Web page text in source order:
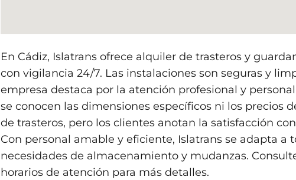
En Cádiz, Islatrans ofrece alquiler de trasteros y
con vigilancia 24/7. Las instalaciones son seguras y
empresa destaca por la atención profesional y
se conocen las dimensiones específicos ni los precios
de trasteros, pero los clientes anotan la satisfacción
Con personal amable y eficiente, Islatrans se adapta a
necesidades de almacenamiento y mudanzas.
horarios de atención para más detalles.